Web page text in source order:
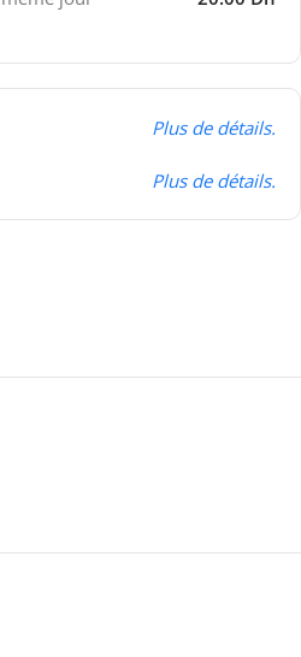
Plus de détails.
Plus de détails.